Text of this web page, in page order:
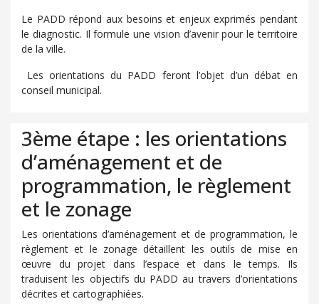
Le PADD répond aux besoins et enjeux exprimés pendant
le diagnostic. Il formule une vision d’avenir pour le territoire
de la ville.
Les orientations du PADD feront l’objet d’un débat en
conseil municipal.
3ème étape : les orientations
d’aménagement et de
programmation, le règlement
et le zonage
Les orientations d’aménagement et de programmation, le
règlement et le zonage détaillent les outils de mise en
œuvre du projet dans l’espace et dans le temps. Ils
traduisent les objectifs du PADD au travers d’orientations
décrites et cartographiées.